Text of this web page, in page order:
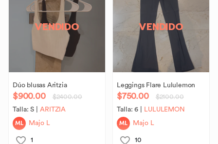
VENDIDO
Dúo blusas Aritzia
$900.00
$2400.00
Talla:S ARITZIA
ML Majo L
1
VENDIDO
Leggings Flare Lululemon
$750.00
$2100.00
Talla:6 LULULEMON
ML Majo L
10